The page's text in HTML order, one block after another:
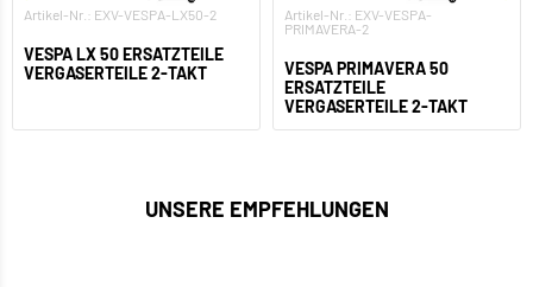
Artikel-Nr.: EXV-VESPA-LX50-2
VESPA LX 50 ERSATZTEILE
VERGASERTEILE 2-TAKT
Artikel-Nr.: EXV-VESPA-
PRIMAVERA-2
VESPA PRIMAVERA 50
ERSATZTEILE
VERGASERTEILE 2-TAKT
UNSERE EMPFEHLUNGEN